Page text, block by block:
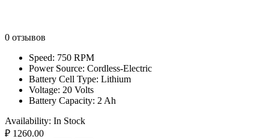
0 отзывов
Speed: 750 RPM
Power Source: Cordless-Electric
Battery Cell Type: Lithium
Voltage: 20 Volts
Battery Capacity: 2 Ah
Availability: In Stock
₽ 1260.00